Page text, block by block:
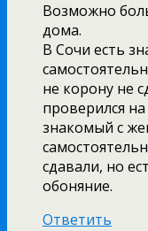
Возможно
дома.
В Сочи есть
не корону не
проверился
знакомый с
сдавали, но
обоняние.
Ответить